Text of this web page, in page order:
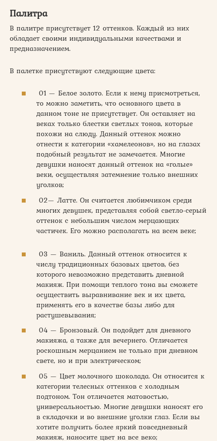
Палитра
В палитре присутствует 12 оттенков. Каждый из них
обладает своими индивидуальными качествами и
предназначением.
В палетке присутствуют следующие цвета:
01 — Белое золото. Если к нему присмотреться,
то можно заметить, что основного цвета в
данном тоне не присутствует. Он оставляет на
веках только блестки светлых тонов, которые
похожи на слюду. Данный оттенок можно
отнести к категории «хамелеонов», но на глазах
подобный результат не замечается. Многие
девушки наносят данный оттенок на «голые»
веки, осуществляя затемнение только внешних
уголков;
02— Латте. Он считается любимчиком среди
многих девушек, представляя собой светло-серый
оттенок с небольшим числом мерцающих
частичек. Его можно располагать на всем веке;
03 — Ваниль. Данный оттенок относится к
числу традиционных базовых цветов, без
которого невозможно представить дневной
макияж. При помощи теплого тона вы сможете
осуществить выравнивание век и их цвета,
применять его в качестве базы либо для
растушевывания;
04 — Бронзовый. Он подойдет для дневного
макияжа, а также для вечернего. Отличается
роскошным мерцанием не только при дневном
свете, но и при электрическом;
05 — Цвет молочного шоколада. Он относится к
категории телесных оттенков с холодным
подтоном. Тон отличается матовостью,
универсальностью. Многие девушки наносят его
в складочки и во внешние уголки глаз. Если вы
хотите получить более яркий повседневный
макияж, наносите цвет на все веко;